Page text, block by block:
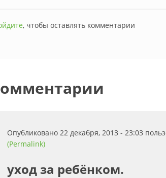
, чтобы оставлять комментарии
Опубликовано 22 декабря, 2013 - 23:03
(Permalink)
уход за ребёнком.